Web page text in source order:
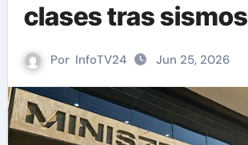
clases tras sismos
Por InfoTV24 Jun 25, 2026